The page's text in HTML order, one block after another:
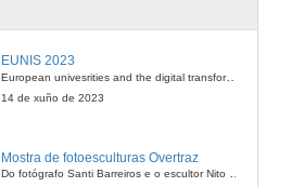
EUNIS 2023
European univesrities and the digital transformation: challenges and opportunities ahead
14 de xuño de 2023
Mostra de fotoesculturas Overtraz
Do fotógrafo Santi Barreiros e o escultor Nito Contreras.